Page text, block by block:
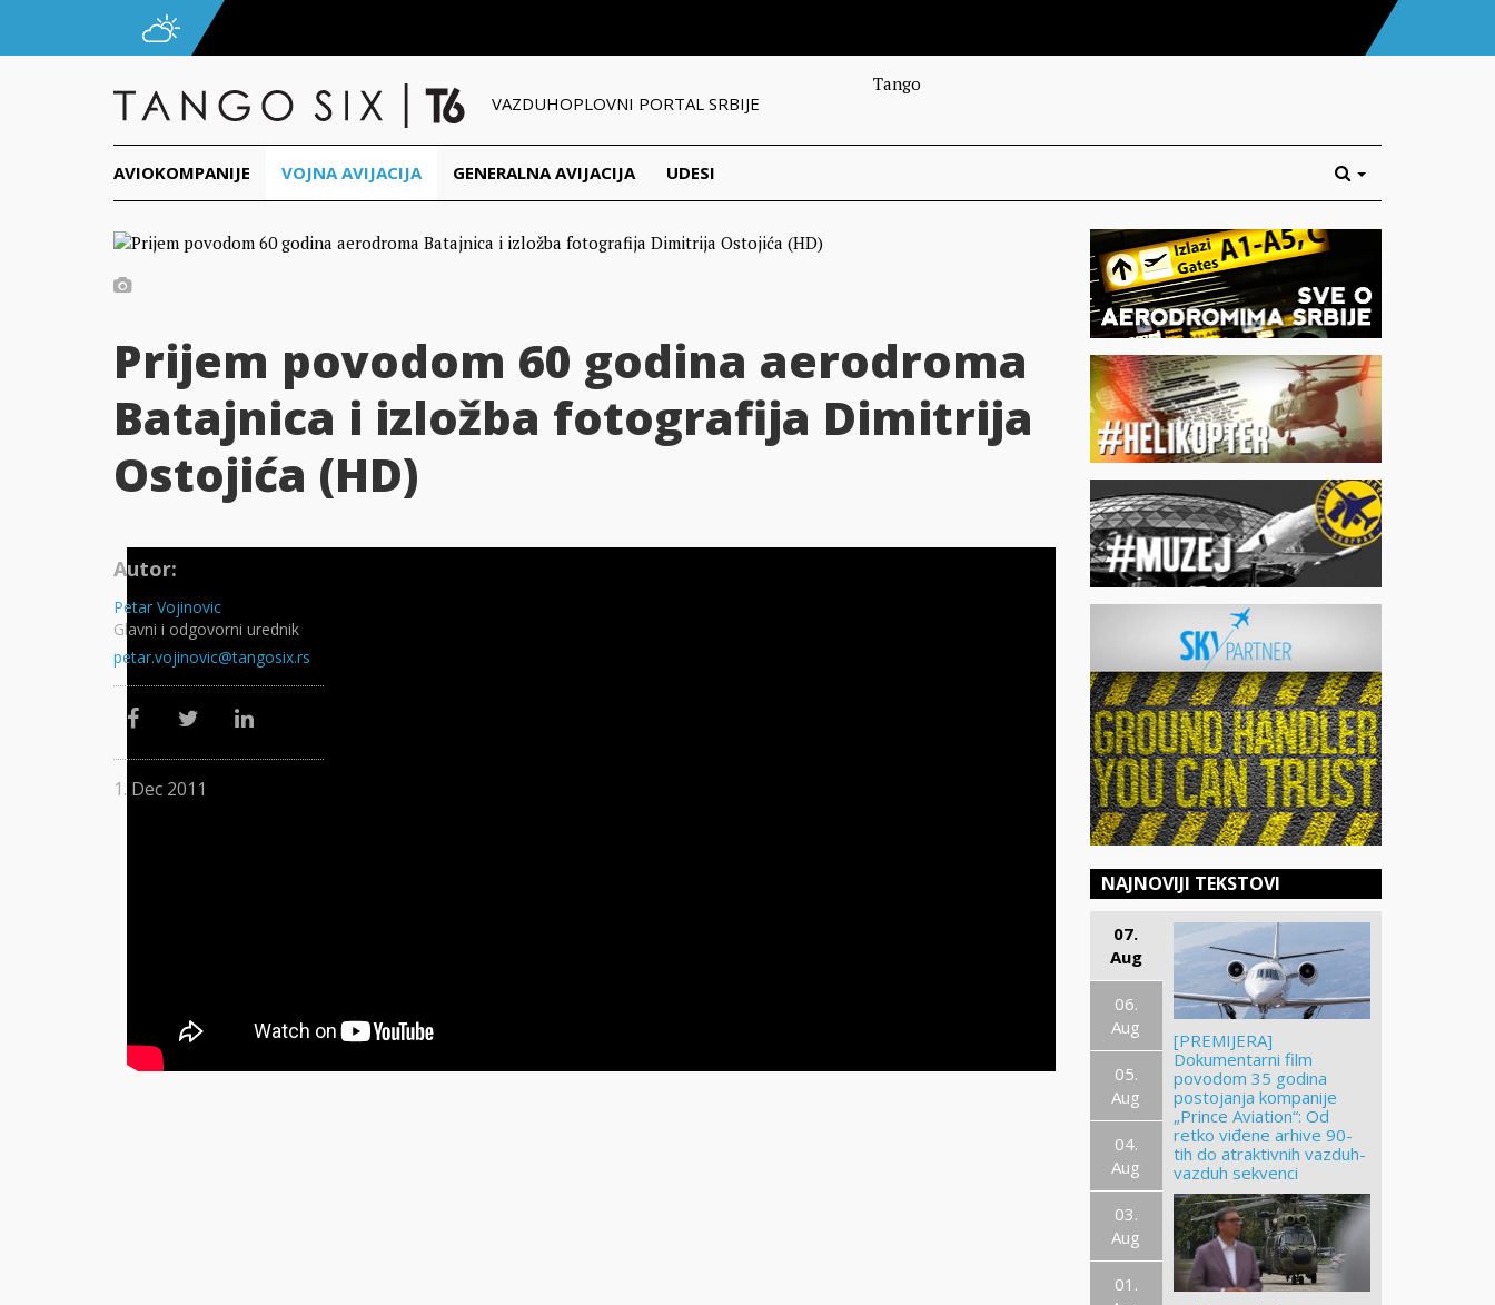
VAZDUHOPLOVNI PORTAL SRBIJE
Tango
AVIOKOMPANIJE VOJNA AVIJACIJA GENERALNA AVIJACIJA UDESI
Prijem povodom 60 godina aerodroma
Batajnica i izložba fotografija Dimitrija
Ostojića (HD)
Autor:
Petar Vojinovic
Glavni i odgovorni urednik
petar.vojinovic@tangosix.rs
1. Dec 2011
NAJNOVIJI TEKSTOVI
07.
Aug
06.
Aug
05.
Aug
04.
Aug
03.
Aug
01.
[PREMIJERA]
Dokumentarni film
povodom 35 godina
postojanja kompanije
„Prince Aviation“: Od
retko viđene arhive 90-
tih do atraktivnih vazduh-
vazduh sekvenci